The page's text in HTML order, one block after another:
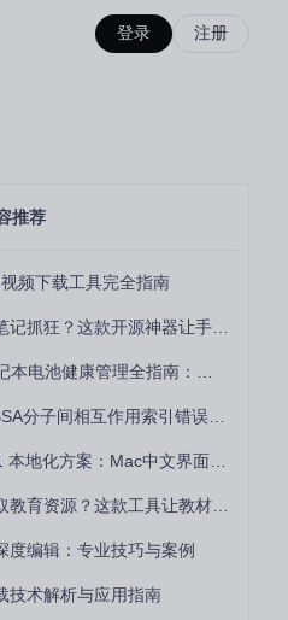
登录 注册
推荐
频下载工具完全指南
度编辑：专业技巧与案例
技术解析与应用指南